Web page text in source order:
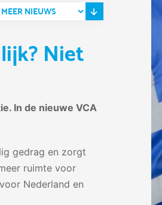
Niet
In de nieuwe VCA
gedrag en zorgt
ruimte voor
Nederland en